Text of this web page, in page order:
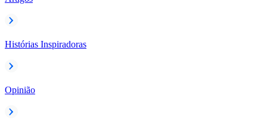
Histórias Inspiradoras
Opinião